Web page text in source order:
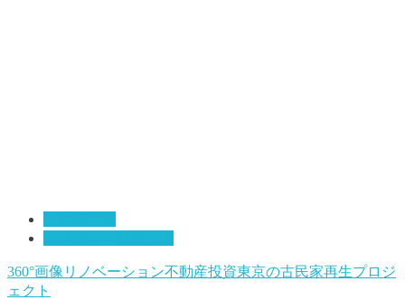
360°画像 リノベーション不動産投資東京の古民家再生プロジ
ェクト